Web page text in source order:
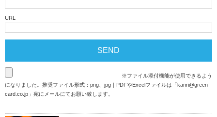
URL
※ファイル添付機能が使用できるよう
になりました。推奨ファイル形式：png、jpg｜PDFやExcelファイルは「 kanri@green-
card.co.jp 」宛にメールにてお願い致します。